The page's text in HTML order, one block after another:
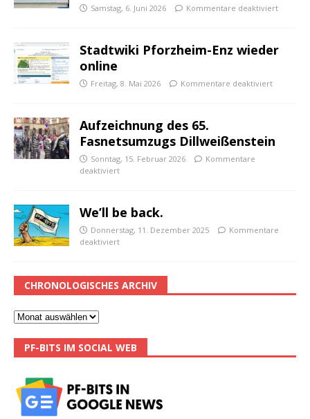
Samstag, 6. Juni 2026 Kommentare deaktiviert
Stadtwiki Pforzheim-Enz wieder
online
Freitag, 8. Mai 2026 Kommentare deaktiviert
Aufzeichnung des 65.
Fasnetsumzugs Dillweißenstein
Sonntag, 15. Februar 2026
Kommentare
deaktiviert
We’ll be back.
Donnerstag, 11. Dezember 2025
Kommentare
deaktiviert
CHRONOLOGISCHES ARCHIV
PF-BITS IM SOCIAL WEB